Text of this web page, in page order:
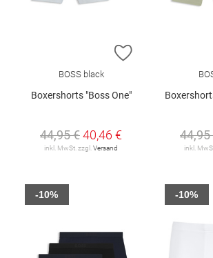
ZUR
BOSS black
Boxershorts "Boss One"
44,95 €40,46 €
inkl. MwSt. zzgl. Versand
Boxershorts
44,95
inkl.
-10% -10%